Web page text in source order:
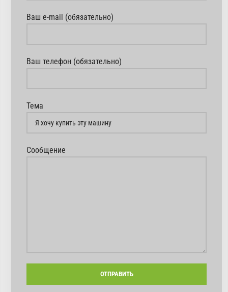
Ваш e-mail (обязательно)
Ваш телефон (обязательно)
Тема
Сообщение